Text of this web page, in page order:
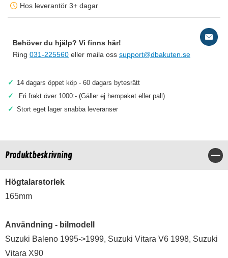
Hos leverantör 3+ dagar
Behöver du hjälp? Vi finns här!
Ring 031-225560 eller maila oss support@dbakuten.se
✓ 14 dagars öppet köp - 60 dagars bytesrätt
✓ Fri frakt över 1000:- (Gäller ej hempaket eller pall)
✓ Stort eget lager snabba leveranser
Produktbeskrivning
Högtalarstorlek
165mm
Användning - bilmodell
Suzuki Baleno 1995->1999, Suzuki Vitara V6 1998, Suzuki
Vitara X90